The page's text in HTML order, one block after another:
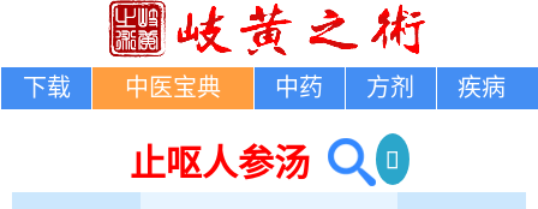
下载 中医宝典 中药 方剂 疾病
止呕人参汤